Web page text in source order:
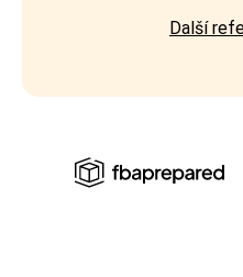
Další